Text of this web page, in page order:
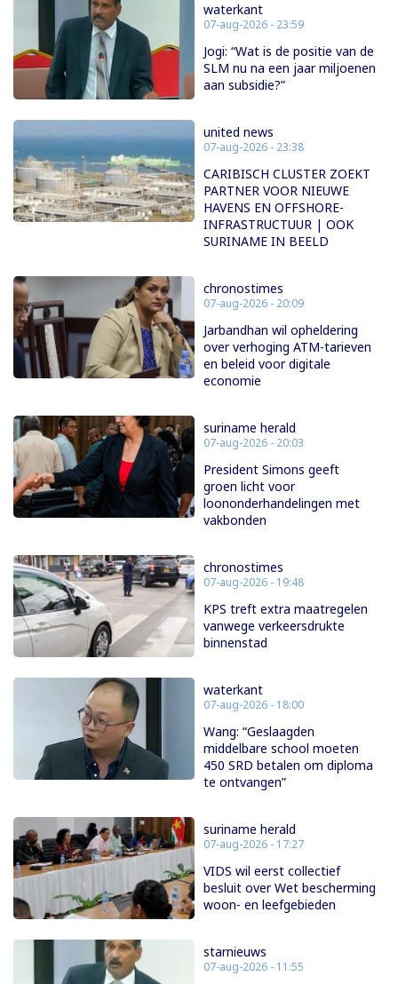
waterkant
07-aug-2026 - 23:59
Jogi: “Wat is de positie van de
SLM nu na een jaar miljoenen
aan subsidie?”
united news
07-aug-2026 - 23:38
CARIBISCH CLUSTER ZOEKT
PARTNER VOOR NIEUWE
HAVENS EN OFFSHORE-
INFRASTRUCTUUR | OOK
SURINAME IN BEELD
chronostimes
07-aug-2026 - 20:09
Jarbandhan wil opheldering
over verhoging ATM-tarieven
en beleid voor digitale
economie
suriname herald
07-aug-2026 - 20:03
President Simons geeft
groen licht voor
loononderhandelingen met
vakbonden
chronostimes
07-aug-2026 - 19:48
KPS treft extra maatregelen
vanwege verkeersdrukte
binnenstad
waterkant
07-aug-2026 - 18:00
Wang: “Geslaagden
middelbare school moeten
450 SRD betalen om diploma
te ontvangen”
suriname herald
07-aug-2026 - 17:27
VIDS wil eerst collectief
besluit over Wet bescherming
woon- en leefgebieden
starnieuws
07-aug-2026 - 11:55